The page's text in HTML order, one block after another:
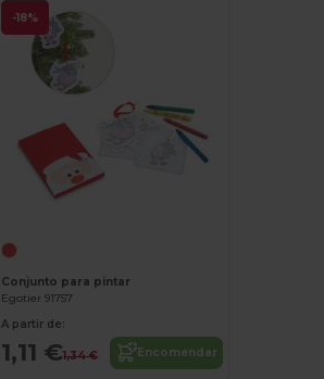
-18%
Conjunto para pintar
Egotier 91757
A partir de:
1,11 €1,34 € Encomendar